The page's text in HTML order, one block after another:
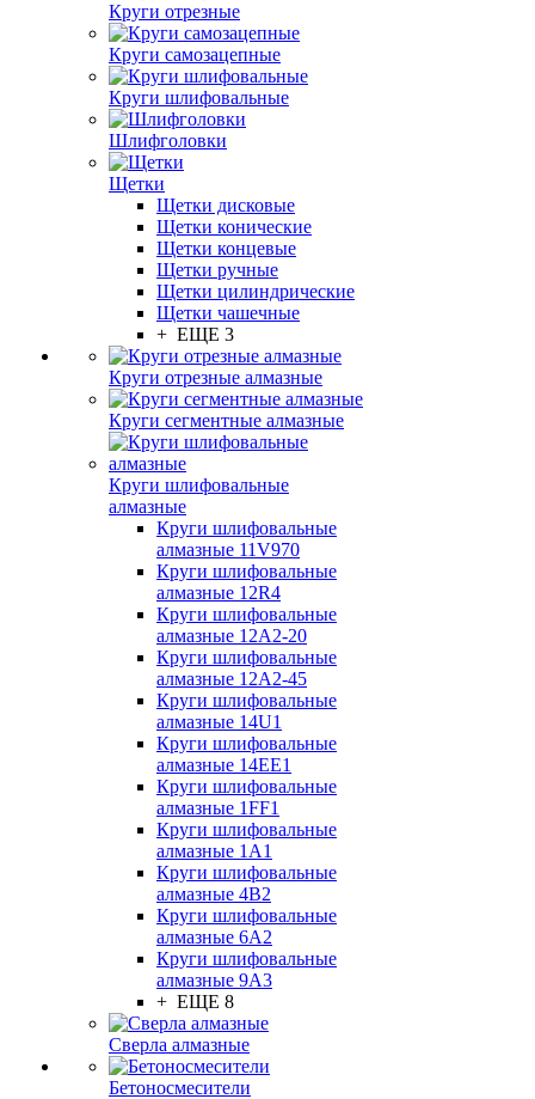
Круги отрезные
Круги самозацепные
Круги шлифовальные
Шлифголовки
Щетки
Щетки дисковые
Щетки конические
Щетки концевые
Щетки ручные
Щетки цилиндрические
Щетки чашечные
+ ЕЩЕ 3
Круги отрезные алмазные
Круги сегментные алмазные
Круги шлифовальные
алмазные
Круги шлифовальные
алмазные 11V970
Круги шлифовальные
алмазные 12R4
Круги шлифовальные
алмазные 12А2-20
Круги шлифовальные
алмазные 12А2-45
Круги шлифовальные
алмазные 14U1
Круги шлифовальные
алмазные 14ЕЕ1
Круги шлифовальные
алмазные 1FF1
Круги шлифовальные
алмазные 1А1
Круги шлифовальные
алмазные 4В2
Круги шлифовальные
алмазные 6A2
Круги шлифовальные
алмазные 9А3
+ ЕЩЕ 8
Сверла алмазные
Бетоносмесители